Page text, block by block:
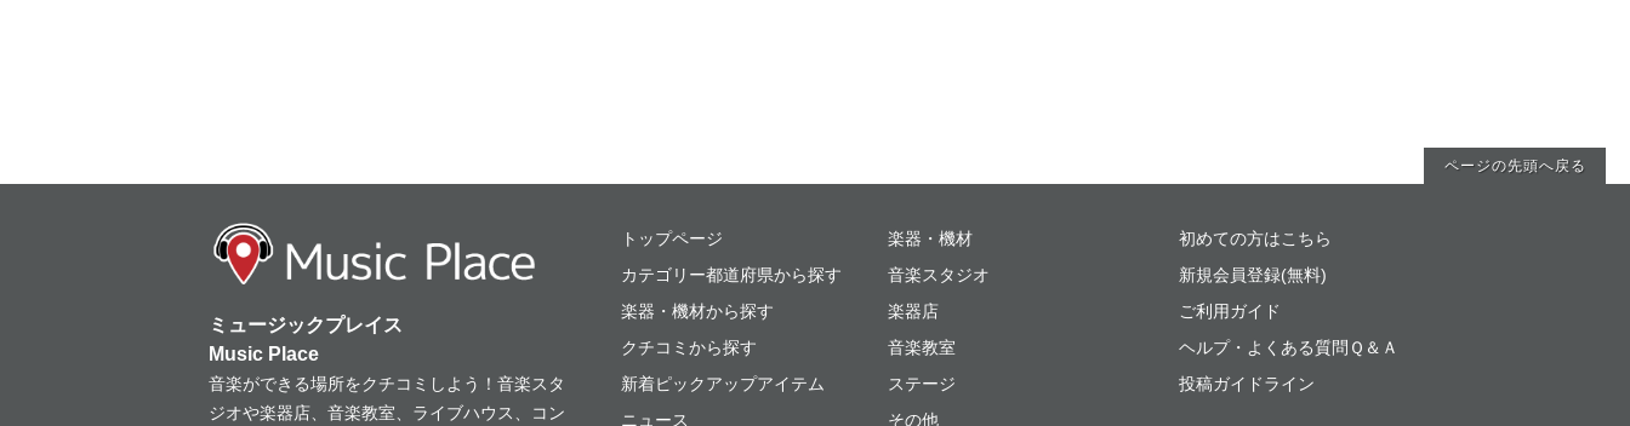
ページの先頭へ戻る
ミュージックプレイス
ミュージックプレイス
Music Place
音楽ができる場所をクチコミしよう！音楽スタ
ジオや楽器店、音楽教室、ライブハウス、コン
トップページ
カテゴリー都道府県から探す
楽器・機材から探す
クチコミから探す
新着ピックアップアイテム
ニュース
楽器・機材
音楽スタジオ
楽器店
音楽教室
ステージ
その他
初めての方はこちら
新規会員登録(無料)
ご利用ガイド
ヘルプ・よくある質問Ｑ＆Ａ
投稿ガイドライン